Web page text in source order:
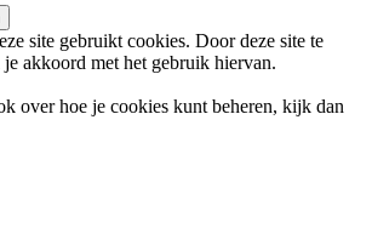
site gebruikt cookies. Door deze site te
akkoord met het gebruik hiervan.
over hoe je cookies kunt beheren, kijk dan